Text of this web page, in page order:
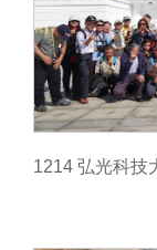
1214 弘光科技